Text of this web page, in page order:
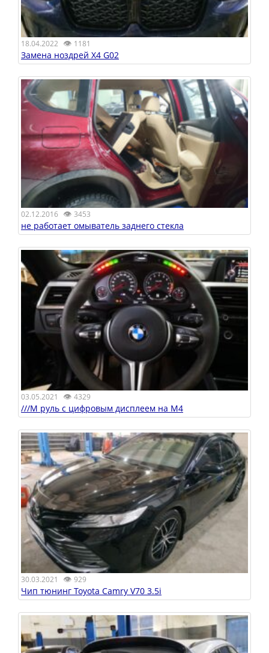
18.04.2022 👁 1181
Замена ноздрей X4 G02
02.12.2016 👁 3453
не работает омыватель заднего стекла
03.05.2021 👁 4329
///M руль с цифровым дисплеем на M4
30.03.2021 👁 929
Чип тюнинг Toyota Camry V70 3.5i